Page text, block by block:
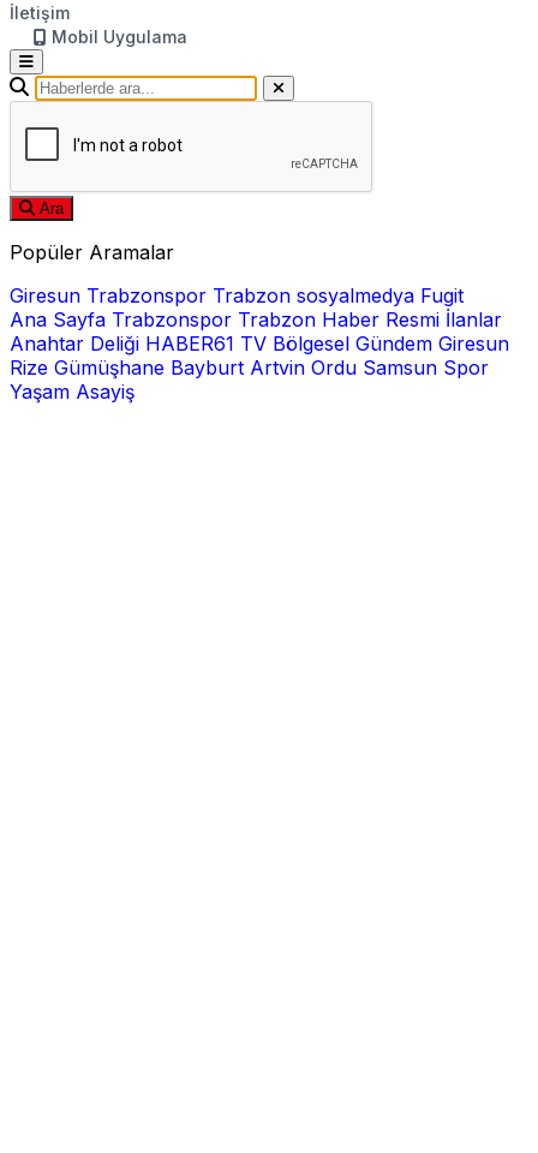
İletişim
Mobil Uygulama
Ara
Popüler Aramalar
Giresun Trabzonspor Trabzon sosyalmedya Fugit
Ana Sayfa Trabzonspor Trabzon Haber Resmi İlanlar
Anahtar Deliği HABER61 TV Bölgesel Gündem Giresun
Rize Gümüşhane Bayburt Artvin Ordu Samsun Spor
Yaşam Asayiş